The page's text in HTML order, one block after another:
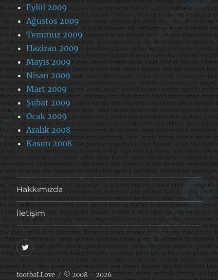
Eylül 2009
Ağustos 2009
Temmuz 2009
Haziran 2009
Mayıs 2009
Nisan 2009
Mart 2009
Şubat 2009
Ocak 2009
Aralık 2008
Kasım 2008
Hakkımızda
İletişim
@footballove
footbaLLove © 2008 – 2026